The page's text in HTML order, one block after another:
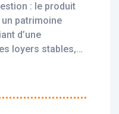
: le produit
patrimoine
d’une
loyers stables,